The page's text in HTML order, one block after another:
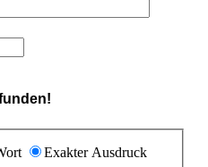
Exakter Ausdruck